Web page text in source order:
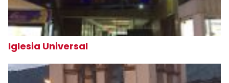
Iglesia Universal